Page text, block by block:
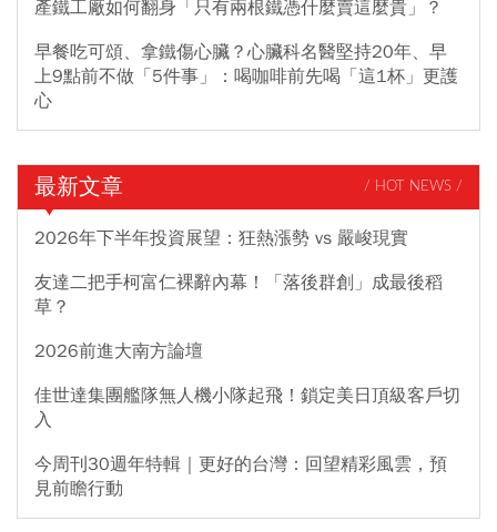
產鐵工廠如何翻身「只有兩根鐵憑什麼賣這麼貴」？
早餐吃可頌、拿鐵傷心臟？心臟科名醫堅持20年、早
上9點前不做「5件事」：喝咖啡前先喝「這1杯」更護
心
最新文章 / HOT NEWS /
2026年下半年投資展望：狂熱漲勢 vs 嚴峻現實
友達二把手柯富仁裸辭內幕！「落後群創」成最後稻
草？
2026前進大南方論壇
佳世達集團艦隊無人機小隊起飛！鎖定美日頂級客戶切
入
今周刊30週年特輯｜更好的台灣：回望精彩風雲，預
見前瞻行動